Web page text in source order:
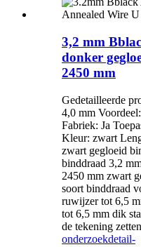
3,2 mm
donker
2450 mm
Gedetailleerde
4,0 mm
Fabriek: Ja
Kleur: zwart
zwart gegloeid
binddraad 3,2
2450 mm zwart
soort binddraad
ruwijzer tot 6,5
tot 6,5 mm dik
de tekening
onderzoekdetail-